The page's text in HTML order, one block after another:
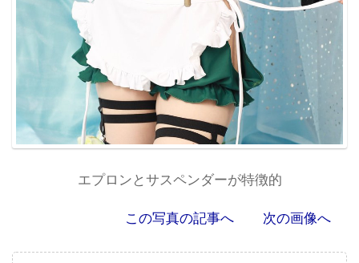
エプロンとサスペンダーが特徴的
この写真の記事へ 次の画像へ